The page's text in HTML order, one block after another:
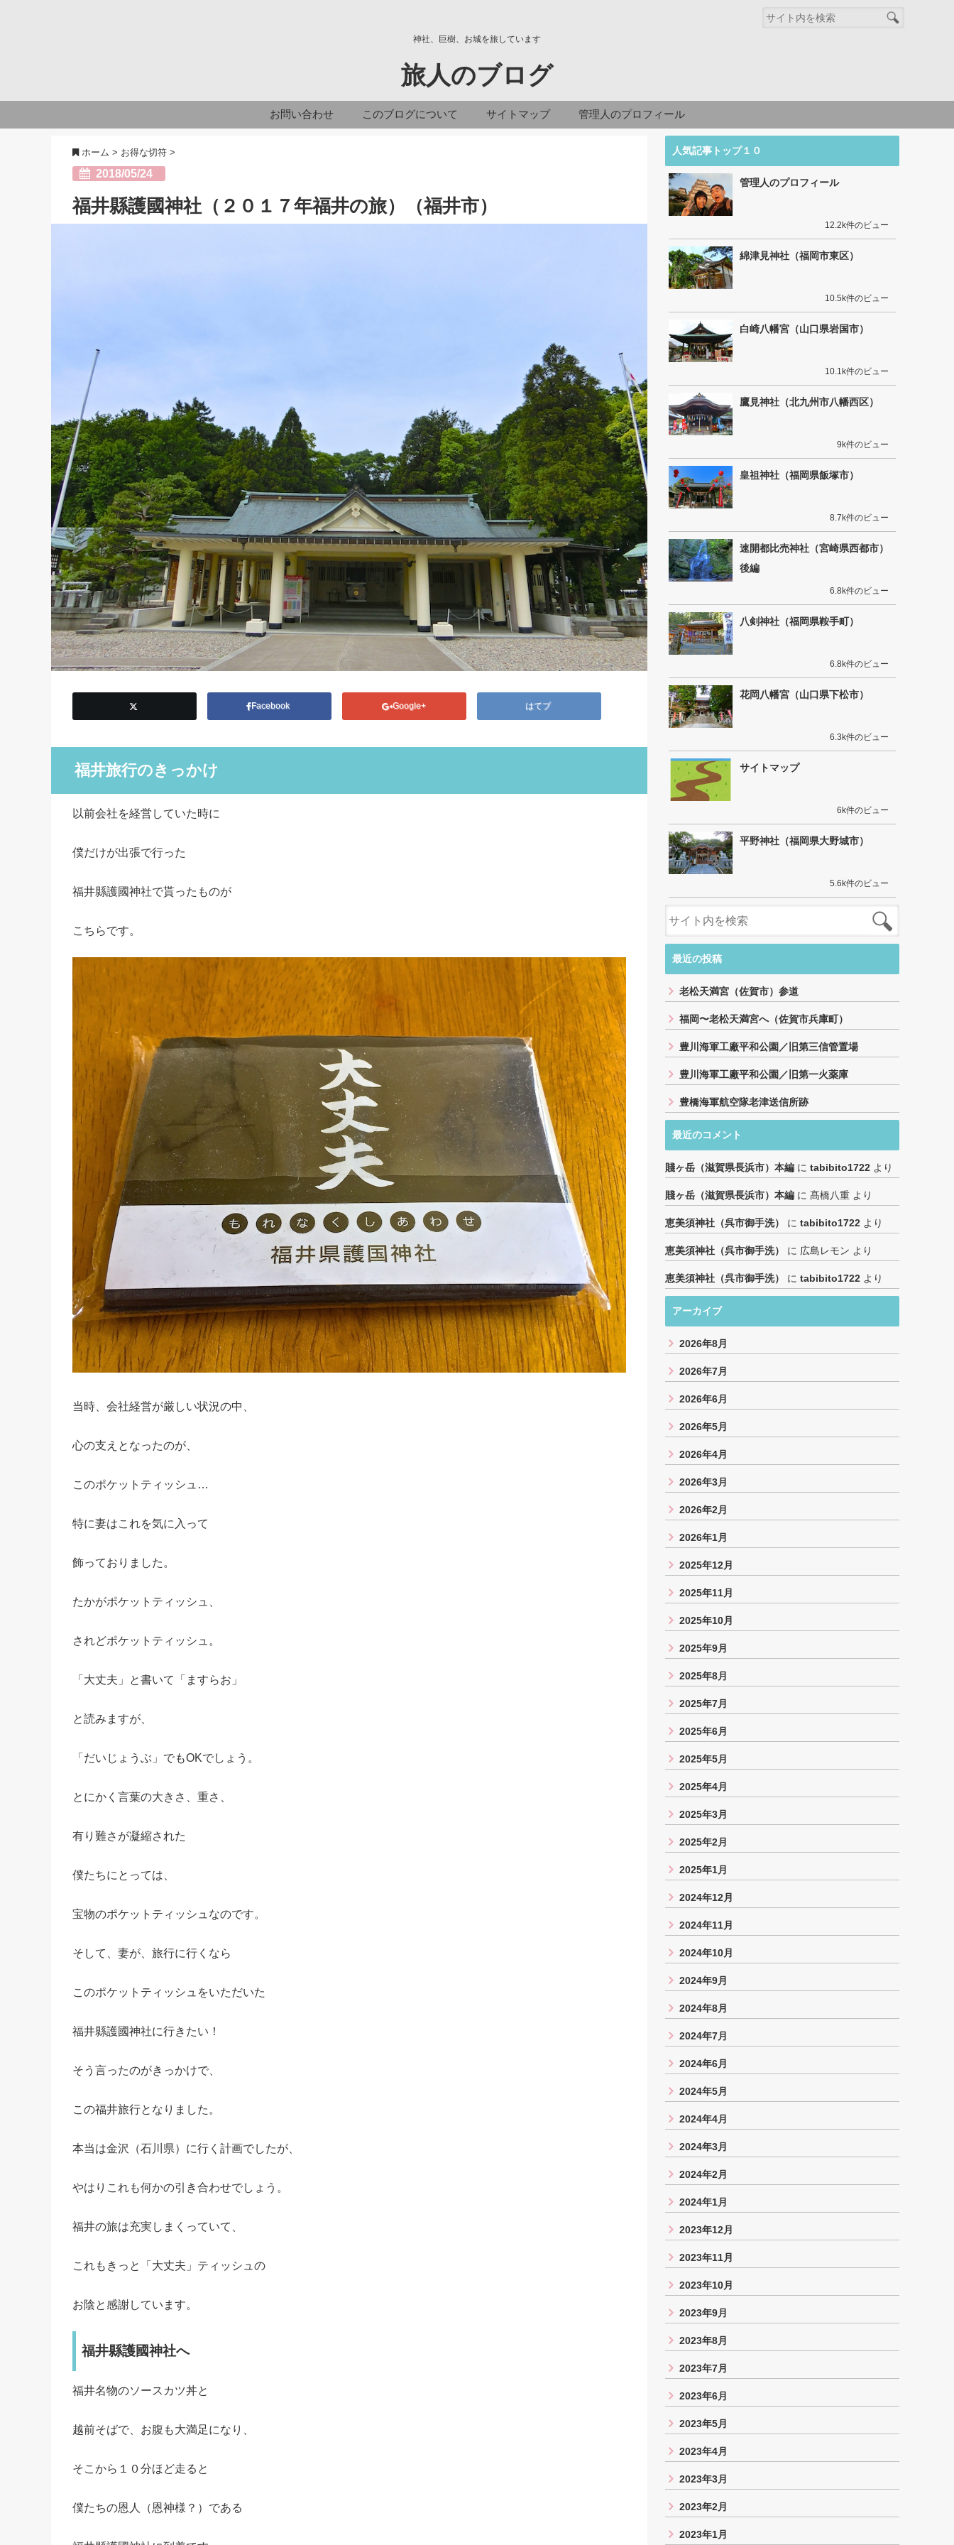
神社、巨樹、お城を旅しています
旅人のブログ
お問い合わせ このブログについて サイトマップ 管理人のプロフィール
ホーム > お得な切符 >
2018/05/24
福井縣護國神社（２０１７年福井の旅）（福井市）
Facebook Google+ はてブ
福井旅行のきっかけ
以前会社を経営していた時に
僕だけが出張で行った
福井縣護國神社で貰ったものが
こちらです。
当時、会社経営が厳しい状況の中、
心の支えとなったのが、
このポケットティッシュ…
特に妻はこれを気に入って
飾っておりました。
たかがポケットティッシュ、
されどポケットティッシュ。
「大丈夫」と書いて「ますらお」
と読みますが、
「だいじょうぶ」でもOKでしょう。
とにかく言葉の大きさ、重さ、
有り難さが凝縮された
僕たちにとっては、
宝物のポケットティッシュなのです。
そして、妻が、旅行に行くなら
このポケットティッシュをいただいた
福井縣護國神社に行きたい！
そう言ったのがきっかけで、
この福井旅行となりました。
本当は金沢（石川県）に行く計画でしたが、
やはりこれも何かの引き合わせでしょう。
福井の旅は充実しまくっていて、
これもきっと「大丈夫」ティッシュの
お陰と感謝しています。
福井縣護國神社へ
福井名物のソースカツ丼と
越前そばで、お腹も大満足になり、
そこから１０分ほど走ると
僕たちの恩人（恩神様？）である
人気記事トップ１０
管理人のプロフィール
12.2k件のビュー
綿津見神社（福岡市東区）
10.5k件のビュー
白崎八幡宮（山口県岩国市）
10.1k件のビュー
鷹見神社（北九州市八幡西区）
9k件のビュー
皇祖神社（福岡県飯塚市）
8.7k件のビュー
速開都比売神社（宮崎県西都市）
後編
6.8k件のビュー
八剣神社（福岡県鞍手町）
6.8k件のビュー
花岡八幡宮（山口県下松市）
6.3k件のビュー
サイトマップ
6k件のビュー
平野神社（福岡県大野城市）
5.6k件のビュー
最近の投稿
老松天満宮（佐賀市）参道
福岡〜老松天満宮へ（佐賀市兵庫町）
豊川海軍工廠平和公園／旧第三信管置場
豊川海軍工廠平和公園／旧第一火薬庫
豊橋海軍航空隊老津送信所跡
最近のコメント
賤ヶ岳（滋賀県長浜市）本編 に tabibito1722 より
賤ヶ岳（滋賀県長浜市）本編 に 髙橋八重 より
恵美須神社（呉市御手洗） に tabibito1722 より
恵美須神社（呉市御手洗） に 広島レモン より
恵美須神社（呉市御手洗） に tabibito1722 より
アーカイブ
2026年8月
2026年7月
2026年6月
2026年5月
2026年4月
2026年3月
2026年2月
2026年1月
2025年12月
2025年11月
2025年10月
2025年9月
2025年8月
2025年7月
2025年6月
2025年5月
2025年4月
2025年3月
2025年2月
2025年1月
2024年12月
2024年11月
2024年10月
2024年9月
2024年8月
2024年7月
2024年6月
2024年5月
2024年4月
2024年3月
2024年2月
2024年1月
2023年12月
2023年11月
2023年10月
2023年9月
2023年8月
2023年7月
2023年6月
2023年5月
2023年4月
2023年3月
2023年2月
2023年1月